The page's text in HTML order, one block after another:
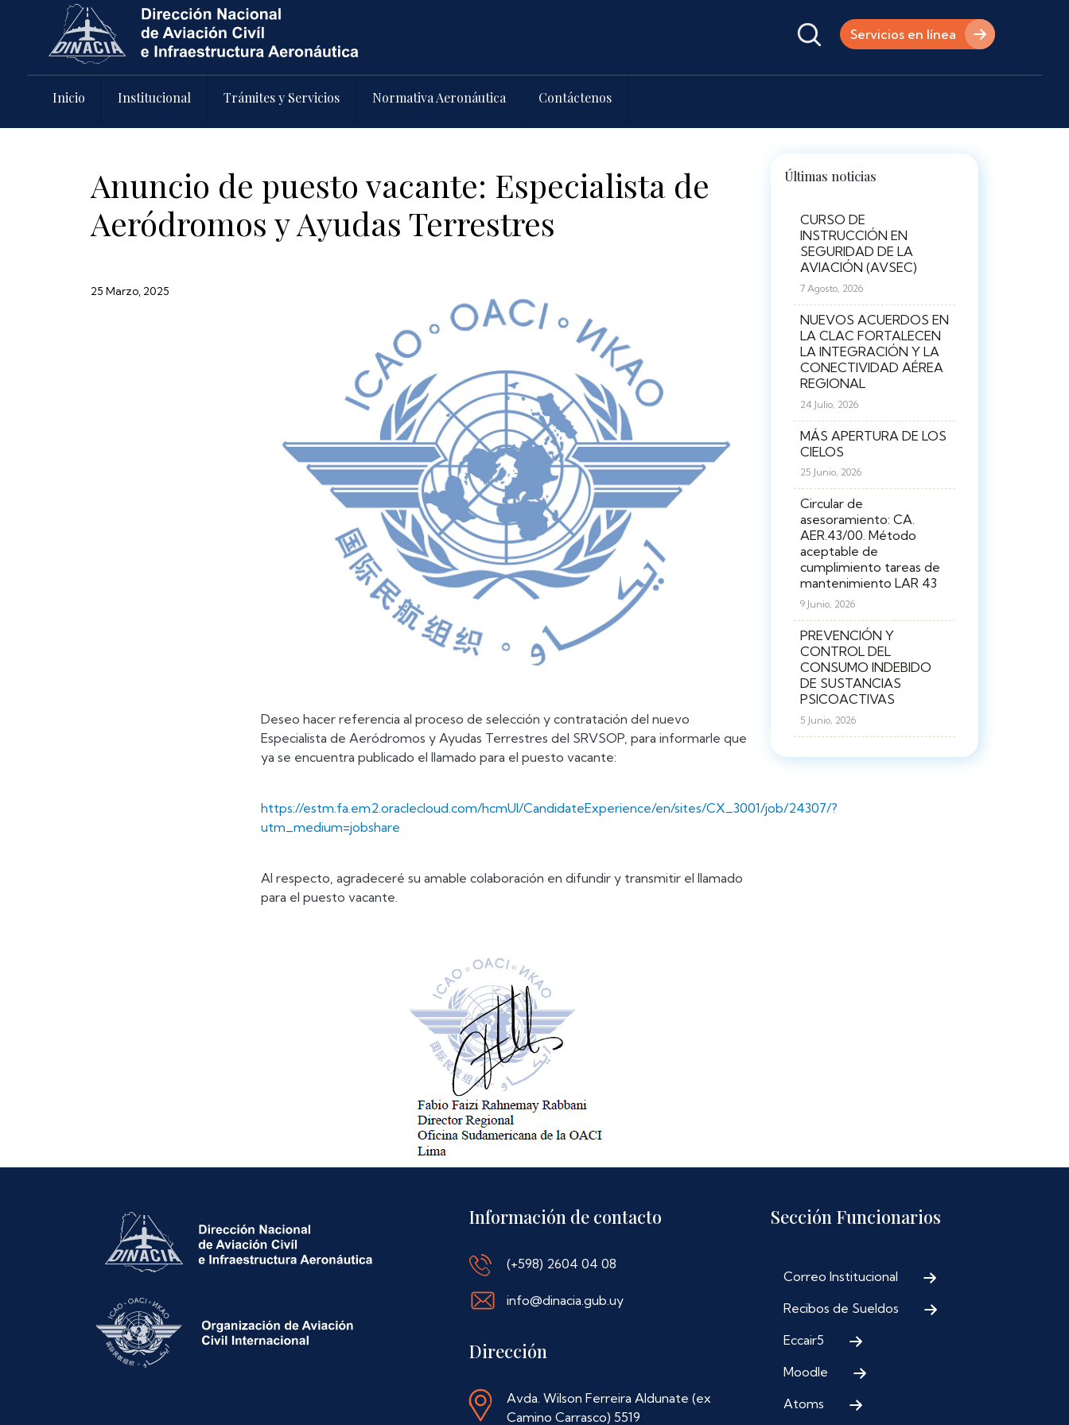
Pasar al contenido principal
Servicios en línea
Inicio Institucional Trámites y Servicios Normativa Aeronáutica Contáctenos
Anuncio de puesto vacante: Especialista de
Aeródromos y Ayudas Terrestres
25 Marzo, 2025
Deseo hacer referencia al proceso de selección y contratación del nuevo
Especialista de Aeródromos y Ayudas Terrestres del SRVSOP, para informarle que
ya se encuentra publicado el llamado para el puesto vacante:
https://estm.fa.em2.oraclecloud.com/hcmUI/CandidateExperience/en/sites/CX_3001/job/24307/?
utm_medium=jobshare
Al respecto, agradeceré su amable colaboración en difundir y transmitir el llamado
para el puesto vacante.
Últimas noticias
CURSO DE
INSTRUCCIÓN EN
SEGURIDAD DE LA
AVIACIÓN (AVSEC)
7 Agosto, 2026
NUEVOS ACUERDOS EN
LA CLAC FORTALECEN
LA INTEGRACIÓN Y LA
CONECTIVIDAD AÉREA
REGIONAL
24 Julio, 2026
MÁS APERTURA DE LOS
CIELOS
25 Junio, 2026
Circular de
asesoramiento: CA.
AER.43/00. Método
aceptable de
cumplimiento tareas de
mantenimiento LAR 43
9 Junio, 2026
PREVENCIÓN Y
CONTROL DEL
CONSUMO INDEBIDO
DE SUSTANCIAS
PSICOACTIVAS
5 Junio, 2026
Información de contacto
(+598) 2604 04 08
info@dinacia.gub.uy
Dirección
Avda. Wilson Ferreira Aldunate (ex
Camino Carrasco) 5519
Sección Funcionarios
Correo Institucional
Recibos de Sueldos
Eccair5
Moodle
Atoms